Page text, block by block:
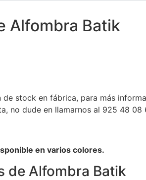
Alfombra Batik
stock en fábrica, para más
no dude en llamarnos al 925 48
en varios colores.
de Alfombra Batik